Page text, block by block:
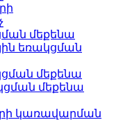
մեքենա
եռակցման
մեքենա
մեքենա
կառավարման